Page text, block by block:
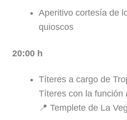
Aperitivo cortesía de
quioscos
20:00 h
Títeres a cargo de
Títeres con la función
📍 Templete de La